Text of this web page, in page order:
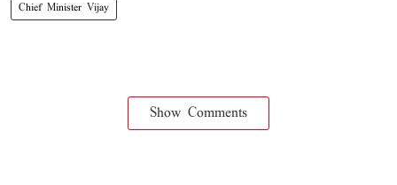
Chief Minister Vijay
Show Comments